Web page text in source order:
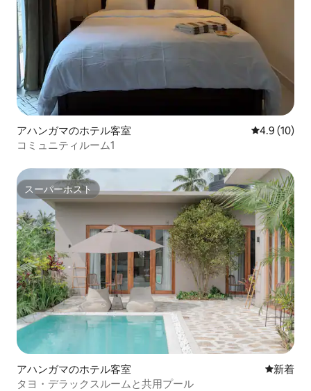
アハンガマのホテル客室 レビュー10
4.9 (10)
コミュニティルーム1
スーパーホスト
スーパーホスト
アハンガマのホテル客室 新しい宿
新着
タヨ・デラックスルームと共用プール